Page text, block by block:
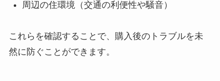
周辺の住環境（交通の利便性や騒音）
これらを確認することで、購入後のトラブルを未
然に防ぐことができます。